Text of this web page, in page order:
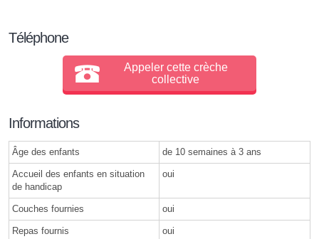
Téléphone
Appeler cette crèche
collective
Informations
Âge des enfants de 10 semaines à 3 ans
Accueil des enfants en situation
de handicap
oui
Couches fournies oui
Repas fournis oui